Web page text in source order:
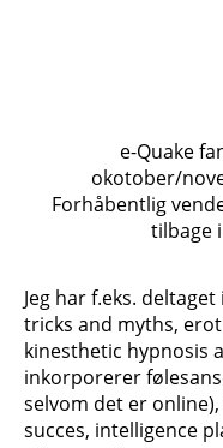
e-Quake
okotober/
Forhåbentlig
tilbage
Jeg har f.eks.
tricks and myths,
kinesthetic hypnosis
inkorporerer
selvom det er
succes, intelligence